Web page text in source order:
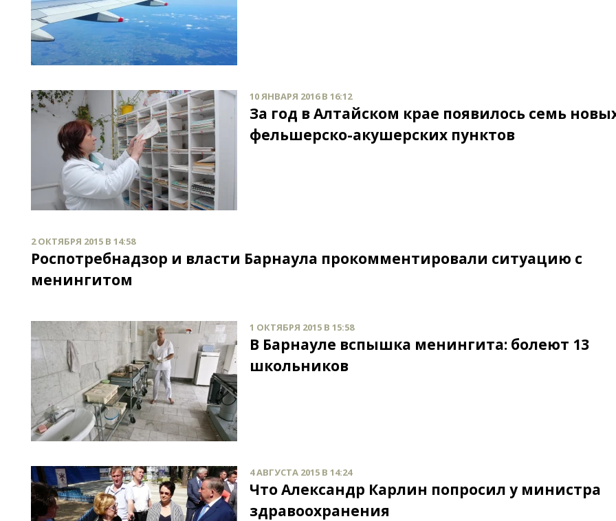
10 ЯНВАРЯ 2016 В 16:12
За год в Алтайском крае появилось семь
фельшерско-акушерских пунктов
2 ОКТЯБРЯ 2015 В 14:58
Роспотребнадзор и власти Барнаула прокомментировали ситуацию с
менингитом
1 ОКТЯБРЯ 2015 В 15:58
В Барнауле вспышка менингита: болеют 13
школьников
4 АВГУСТА 2015 В 14:24
Что Александр Карлин попросил у министра
здравоохранения